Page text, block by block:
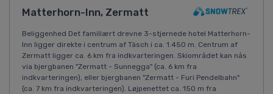
Matterhorn-Inn, Zermatt
Beliggenhed Det familiært drevne 3-stjernede hotel Matterhorn-
Inn ligger direkte i centrum af Täsch i ca. 1.450 m. Centrum af
Zermatt ligger ca. 6 km fra indkvarteringen. Skiområdet kan nås
via bjergbanen "Zermatt - Sunnegga" (ca. 6 km fra
indkvarteringen), eller bjergbanen "Zermatt - Furi Pendelbahn"
(ca. 7 km fra indkvarteringen). Løjpenettet ca. 150 m fra